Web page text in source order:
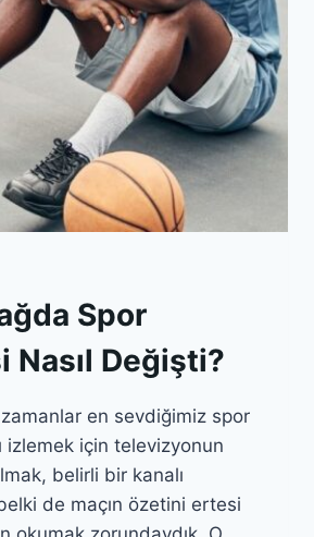
Spor
Nasıl Değişti?
zamanlar en sevdiğimiz spor
izlemek için televizyonun
belirli bir kanalı
de maçın özetini ertesi